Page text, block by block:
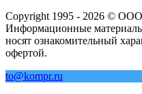
Copyright 1995 - 2026 ©
Информационные
носят ознакомительный
офертой.
to@kompr.ru